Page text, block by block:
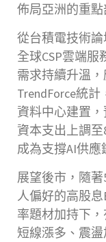
佈局亞洲的重點
從台積電技術
全球CSP雲端
需求持續升溫
TrendForce統
資料中心建置
資本支出上調至
成為支撐AI供應
展望後市，隨
人偏好的高股
率題材加持下
短線漲多、震